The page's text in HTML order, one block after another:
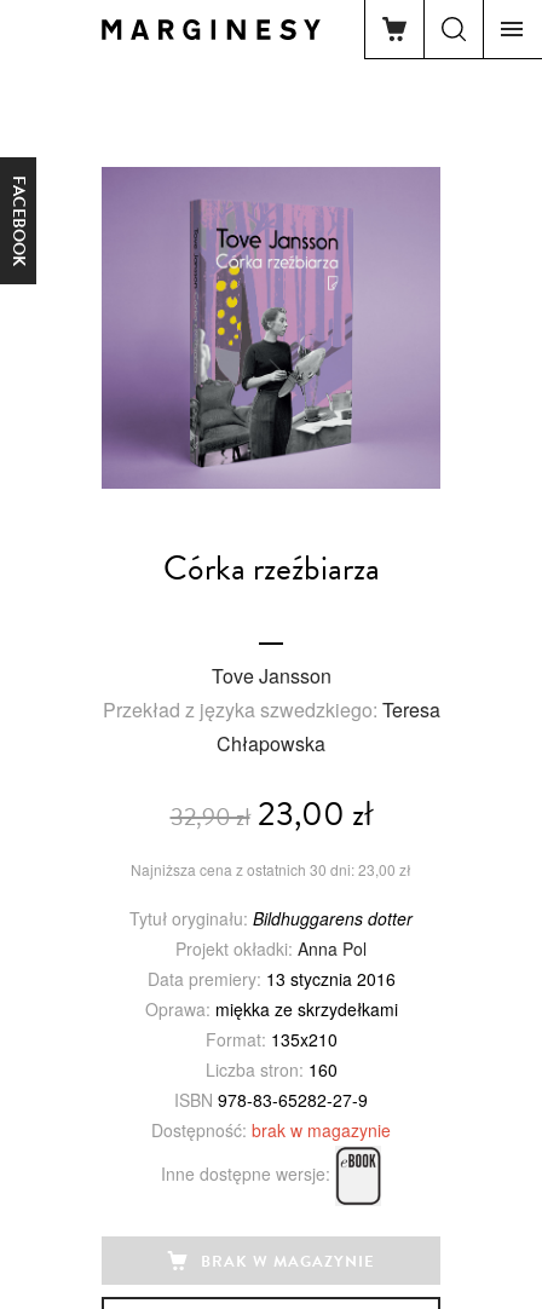
FACEBOOK
Córka rzeźbiarza
Tove Jansson
Przekład z języka szwedzkiego: Teresa
Chłapowska
32,90 zł23,00 zł
Najniższa cena z ostatnich 30 dni: 23,00 zł
Tytuł oryginału: Bildhuggarens dotter
Projekt okładki: Anna Pol
Data premiery: 13 stycznia 2016
Oprawa: miękka ze skrzydełkami
Format: 135x210
Liczba stron: 160
ISBN 978-83-65282-27-9
Dostępność: brak w magazynie
Inne dostępne wersje:
BRAK W MAGAZYNIE